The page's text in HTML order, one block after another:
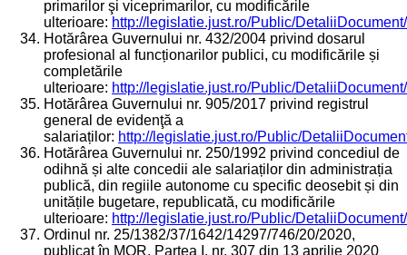
primarilor şi viceprimarilor, cu modificările
ulterioare: http://legislatie.just.ro/Public/
Hotărârea Guvernului nr. 432/2004 privind dosarul
profesional al funcționarilor publici, cu modificările și
completările
ulterioare: http://legislatie.just.ro/Public/
Hotărârea Guvernului nr. 905/2017 privind registrul
general de evidenţă a
salariaților: http://legislatie.just.ro/Public/
Hotărârea Guvernului nr. 250/1992 privind concediul de
odihnă și alte concedii ale salariaților din administrația
publică, din regiile autonome cu specific deosebit și din
unitățile bugetare, republicată, cu modificările
ulterioare: http://legislatie.just.ro/Public/
Ordinul nr. 25/1382/37/1642/14297/746/20/2020,
publicat în MOR, Partea I, nr. 307 din 13 aprilie 2020